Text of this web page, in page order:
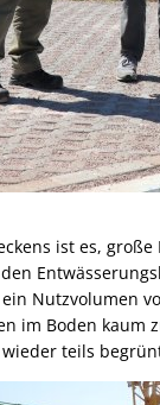
ist es,
Nutzvolumen
im Boden
teils